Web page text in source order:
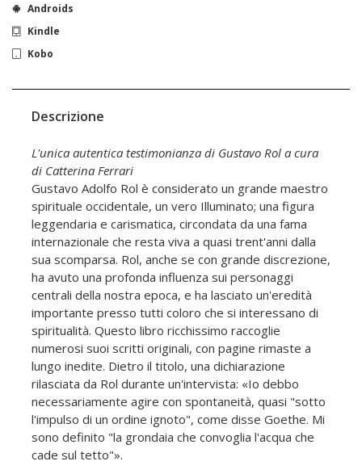
Androids
Kindle
Kobo
Descrizione
L'unica autentica testimonianza di Gustavo Rol a cura
di Catterina Ferrari
Gustavo Adolfo Rol è considerato un grande maestro
spirituale occidentale, un vero Illuminato; una figura
leggendaria e carismatica, circondata da una fama
internazionale che resta viva a quasi trent'anni dalla
sua scomparsa. Rol, anche se con grande discrezione,
ha avuto una profonda influenza sui personaggi
centrali della nostra epoca, e ha lasciato un'eredità
importante presso tutti coloro che si interessano di
spiritualità. Questo libro ricchissimo raccoglie
numerosi suoi scritti originali, con pagine rimaste a
lungo inedite. Dietro il titolo, una dichiarazione
rilasciata da Rol durante un'intervista: «Io debbo
necessariamente agire con spontaneità, quasi "sotto
l'impulso di un ordine ignoto", come disse Goethe. Mi
sono definito "la grondaia che convoglia l'acqua che
cade sul tetto"».